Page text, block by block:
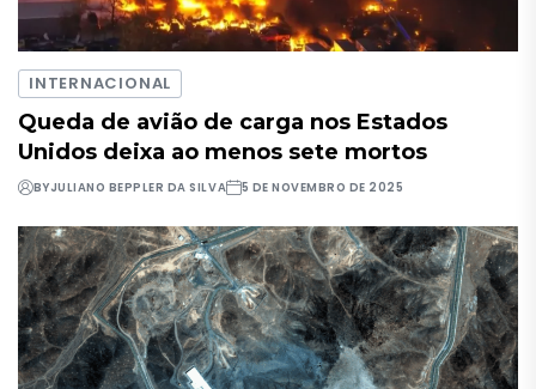
INTERNACIONAL
Queda de avião de carga nos Estados
Unidos deixa ao menos sete mortos
BYJULIANO BEPPLER DA SILVA 5 DE NOVEMBRO DE 2025